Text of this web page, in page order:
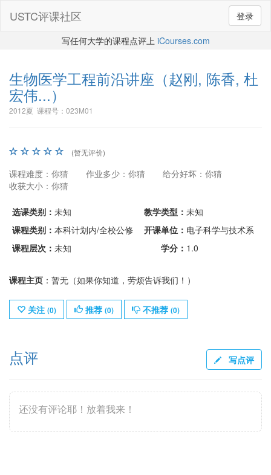
登录
USTC评课社区
写任何大学的课程点评上 iCourses.com
生物医学工程前沿讲座 （赵刚, 陈香, 杜
宏伟...）
2012夏 课程号：023M01
(暂无评价)
课程难度：你猜 作业多少：你猜
给分好坏：你猜
收获大小：你猜
选课类别： 未知 教学类型： 未知
课程类别： 本科计划内/全校公修 开课单位： 电子科学与技术系
课程层次： 未知 学分： 1.0
课程主页 ：暂无（如果你知道，劳烦告诉我们！）
关注 (0) 推荐 (0) 不推荐 (0)
点评 写点评
还没有评论耶！放着我来！